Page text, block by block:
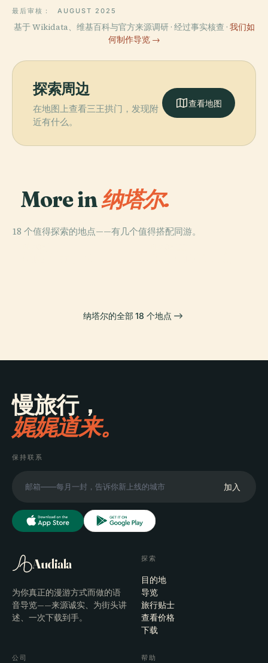
最后审核： AUGUST 2025
基于 Wikidata、维基百科与官方来源调研 · 经过事实核查 · 我们如
何制作导览 →
探索周边
在地图上查看三王拱门，发现附
近有什么。
查看地图
More in纳塔尔.
18 个值得探索的地点——有几个值得搭配同游。
PLACE PLACE
纳塔尔的全部 18 个地点
慢旅行，
娓娓道来。
保持联系
加入
Audiala
为你真正的漫游方式而做的语
音导览——来源诚实、为街头讲
述、一次下载到手。
探索
目的地
导览
旅行贴士
查看价格
下载
公司 帮助